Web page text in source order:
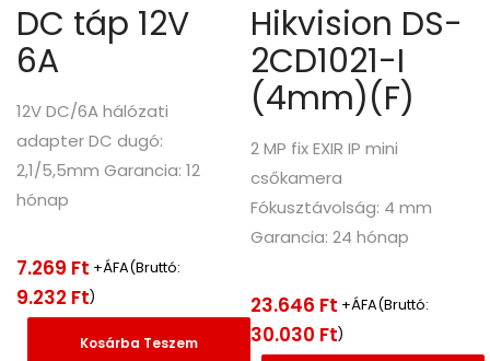
DC táp 12V
6A
12V DC/6A hálózati
adapter DC dugó:
2,1/5,5mm Garancia: 12
hónap
7.269 Ft +ÁFA(Bruttó:
9.232 Ft)
Kosárba Teszem
Hikvision DS-
2CD1021-I
(4mm)(F)
2 MP fix EXIR IP mini
csőkamera
Fókusztávolság: 4 mm
Garancia: 24 hónap
23.646 Ft +ÁFA(Bruttó:
30.030 Ft)